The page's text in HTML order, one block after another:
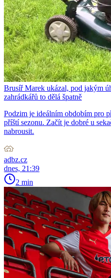
Brusíř Marek ukázal, pod jakým
zahrádkářů to dělá špatně
Podzim je ideálním obdobím pro
příští sezonu. Začít je dobré u
nabrousit.
adbz.cz
dnes, 21:39
2 min